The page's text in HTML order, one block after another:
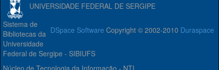
UNIVERSIDADE FEDERAL DE SERGIPE
DSpace Software Copyright © 2002-2010 Duraspace
Sistema de
Bibliotecas da
Universidade
Federal de Sergipe - SIBIUFS
Núcleo de Tecnologia da Informação - NTI